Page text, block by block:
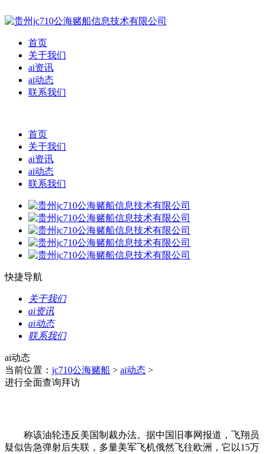
首页
关于我们
ai资讯
ai动态
联系我们
首页
关于我们
ai资讯
ai动态
联系我们
快捷导航
关于我们
ai资讯
ai动态
联系我们
ai动态
当前位置： jc710公海赌船 > ai动态 >
进行全面查询拜访
称该油轮违反美国制裁办法。据中国旧事网报道，飞翔员
疑似告急弹射后失联，多量美军飞机俄然飞往欧洲，它以15万